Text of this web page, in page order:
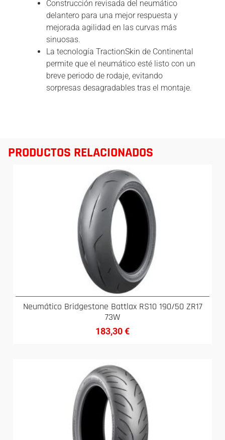
Construcción revisada del neumático
delantero para una mejor respuesta y
mejorada agilidad en las curvas más
sinuosas.
La tecnología TractionSkin de Continental
permite que el neumático esté listo con un
breve periodo de rodaje, evitando
sorpresas desagradables tras el montaje.
PRODUCTOS RELACIONADOS
Neumático Bridgestone Battlax RS10 190/50 ZR17
73W
183,30€